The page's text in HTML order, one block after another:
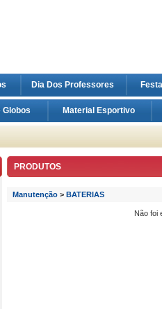
Dia Dos Professores
Globos Material Esportivo
PRODUTOS
Manutenção > BATERIAS
Não foi